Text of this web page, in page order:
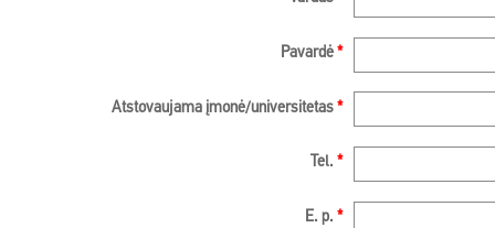
Pavardė *
Atstovaujama įmonė/universitetas *
Tel. *
E. p. *